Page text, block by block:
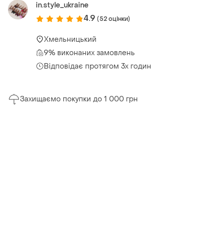
in.style_ukraine
4.9 (52 оцінки)
Хмельницький
9% виконаних замовлень
Відповідає протягом 3х годин
Захищаємо покупки до 1 000 грн